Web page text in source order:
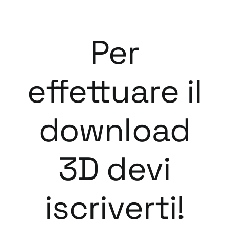
Per
effettuare il
download
3D devi
iscriverti!